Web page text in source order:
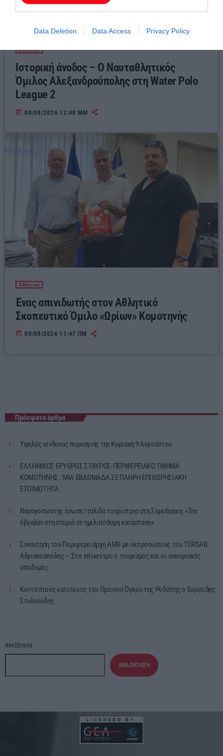
Data Deletion Data Access Privacy Policy
Αθλητικά
Ιστορική άνοδος – Ο Ναυταθλητικός
Όμιλος Αλεξανδρούπολης στη Water Polo
League 2
today 08/08/2026 12:48 ΜΜ
Αθλητικά
Ένας απινιδωτής στον Αθλητικό
Σκοπευτικό Όμιλο «Ωρίων» Κομοτηνής
today 08/08/2026 11:47 ΠΜ
Πρόσφατα άρθρα
Υψηλός κίνδυνος πυρκαγιάς την Κυριακή 9 Αυγούστου
ΕΛΛΗΝΙΚΟΣ ΕΡΥΘΡΟΣ ΣΤΑΥΡΟΣ-ΠΕΡΙΦΕΡΕΙΑΚΟ ΤΜΗΜΑ
ΚΟΜΟΤΗΝΗΣ : ΜΙΑ ΕΒΔΟΜΑΔΑ ΣΕ ΠΛΗΡΗ ΕΠΙΧΕΙΡΗΣΙΑΚΗ
ΕΤΟΙΜΟΤΗΤΑ
Ναυαγοσώστης έσωσε Ιταλίδα τουρίστρια στη Σαμοθράκη: «Την
έβγαλαν στη στεριά σε ημιλιπόθυμη κατάσταση»
Συνάντηση του Περιφερειάρχη ΑΜΘ με εκπροσώπους του TÜRSAB
Αδριανούπολης – Στο επίκεντρο ο τουρισμός και οι συνοριακές
υποδομές
Κοντά στους κατοίκους του Ορεινού Όγκου της Ροδόπης ο Ευριπίδης
Στυλιανίδης
Αναζήτηση
ΑΝΑΖΉΤΗΣΗ